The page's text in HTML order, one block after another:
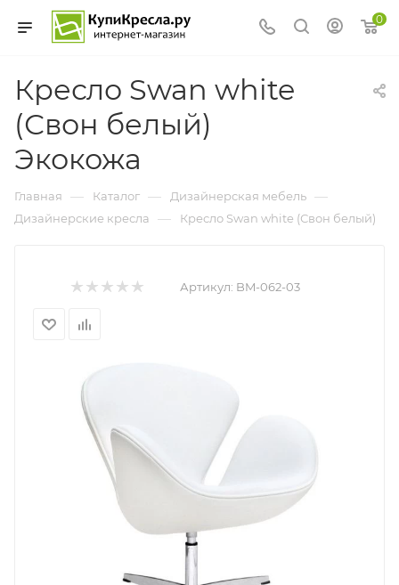
0
Кресло Swan white
(Свон белый)
Экокожа
Главная — Каталог — Дизайнерская мебель —
Дизайнерские кресла — Кресло Swan white (Свон белый)
Артикул: BM-062-03